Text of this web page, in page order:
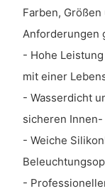
Farben,
Anforderungen
- Hohe
mit einer
- Wasserdicht
sicheren
- Weiche
-